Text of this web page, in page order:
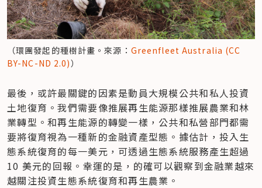
（環團發起的種樹計畫。來源： Greenfleet Australia (CC
BY-NC-ND 2.0)）
最後，或許最關鍵的因素是動員大規模公共和私人投資
土地復育。我們需要像推展再生能源那樣推展農業和林
業轉型。和再生能源的轉變一樣，公共和私營部門都需
要將復育視為一種新的金融資產型態。據估計，投入生
態系統復育的每一美元，可透過生態系統服務產生超過
10 美元的回報。幸運的是，的確可以觀察到金融業越來
越關注投資生態系統復育和再生農業。